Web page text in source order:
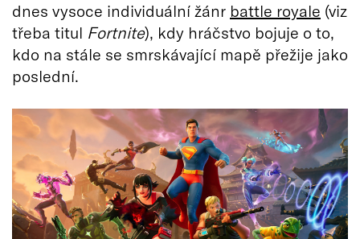
dnes vysoce individuální žánr battle royale (viz
třeba titul Fortnite), kdy hráčstvo bojuje o to,
kdo na stále se smrskávající mapě přežije jako
poslední.